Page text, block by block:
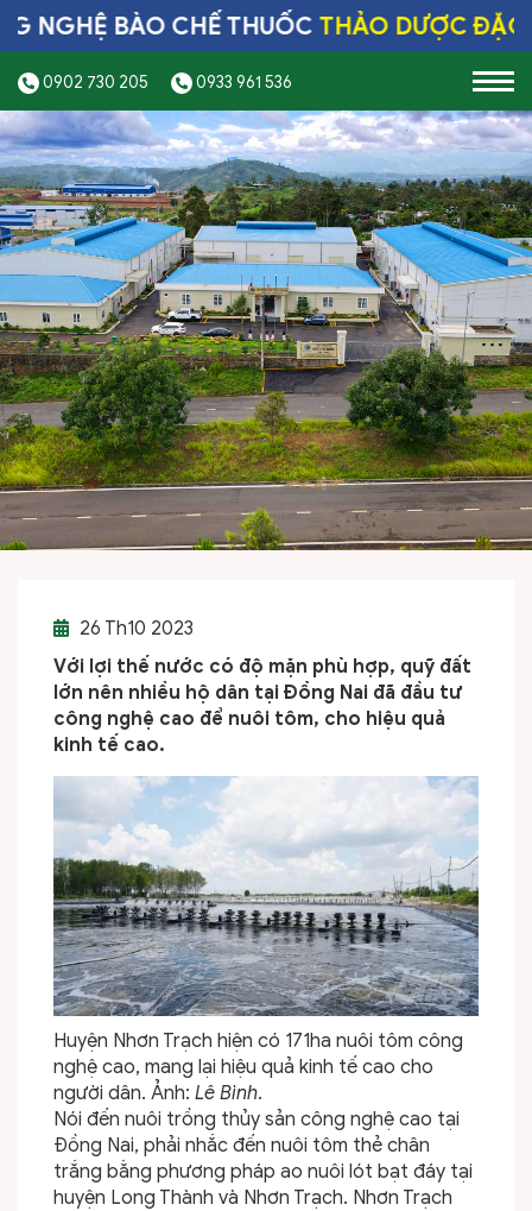
BÀO CHẾ THUỐCTHẢO DƯỢC ĐẶC TRỊ
0902 730 205 0933 961 536
26 Th10 2023
Với lợi thế nước có độ mặn phù hợp, quỹ đất
lớn nên nhiều hộ dân tại Đồng Nai đã đầu tư
công nghệ cao để nuôi tôm, cho hiệu quả
kinh tế cao.
Huyện Nhơn Trạch hiện có 171ha nuôi tôm công
nghệ cao, mang lại hiệu quả kinh tế cao cho
người dân. Ảnh: Lê Bình.
Nói đến nuôi trồng thủy sản công nghệ cao tại
Đồng Nai, phải nhắc đến nuôi tôm thẻ chân
trắng bằng phương pháp ao nuôi lót bạt đáy tại
huyện Long Thành và Nhơn Trạch. Nhơn Trạch